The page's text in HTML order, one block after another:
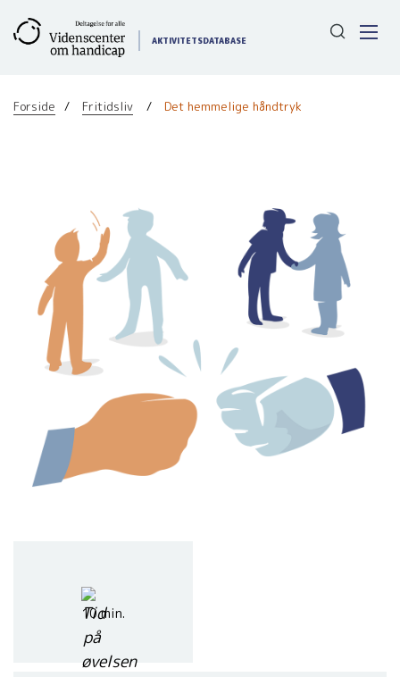
til
indhold
AKTIVITETSDATABASE
Forside Fritidsliv Det hemmelige håndtryk
10 min.